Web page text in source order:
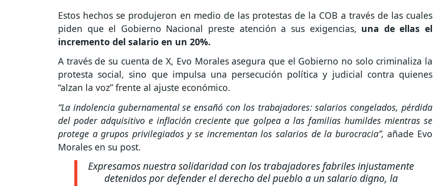
Estos hechos se produjeron en medio de las protestas de la COB a través de las cuales
piden que el Gobierno Nacional preste atención a sus exigencias, una de ellas el
incremento del salario en un 20%.
A través de su cuenta de X, Evo Morales asegura que el Gobierno no solo criminaliza la
protesta social, sino que impulsa una persecución política y judicial contra quienes
“alzan la voz” frente al ajuste económico.
“La indolencia gubernamental se ensañó con los trabajadores: salarios congelados, pérdida
del poder adquisitivo e inflación creciente que golpea a las familias humildes mientras se
protege a grupos privilegiados y se incrementan los salarios de la burocracia”, añade Evo
Morales en su post.
Expresamos nuestra solidaridad con los trabajadores fabriles injustamente
detenidos por defender el derecho del pueblo a un salario digno, la